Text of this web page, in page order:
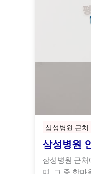
삼성병원 근처
삼성병원
삼성병원 근
며, 그 중 한마